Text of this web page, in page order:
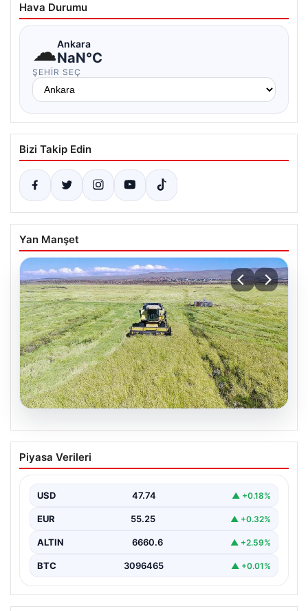
Hava Durumu
☁Ankara
NaN°C
ŞEHIR SEÇ
Bizi Takip Edin
Yan Manşet
07.08.2026
Tarımsal destekleme ödemeleri bugün
hesaplara yatacak
Piyasa Verileri
USD 47.74 ▲ +0.18%
EUR 55.25 ▲ +0.32%
ALTIN 6660.6 ▲ +2.59%
BTC 3096465 ▲ +0.01%